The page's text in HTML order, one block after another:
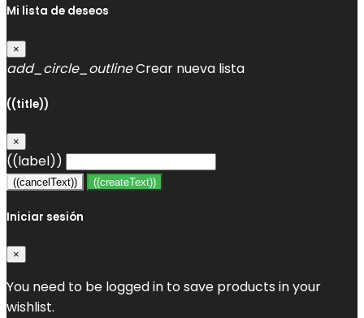
Mi lista de deseos
×
add_circle_outlineCrear nueva lista
((title))
×
((label))
((cancelText)) ((createText))
Iniciar sesión
×
You need to be logged in to save products in your
wishlist.